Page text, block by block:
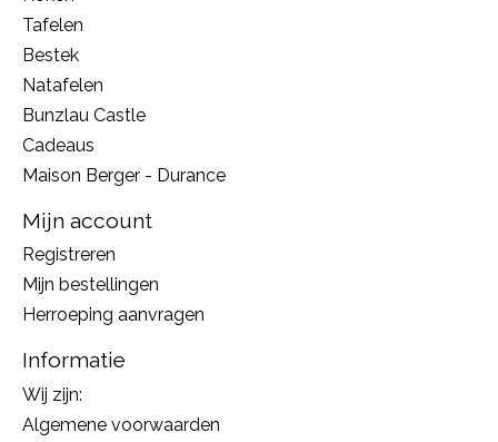
Tafelen
Bestek
Natafelen
Bunzlau Castle
Cadeaus
Maison Berger - Durance
Mijn account
Registreren
Mijn bestellingen
Herroeping aanvragen
Informatie
Wij zijn:
Algemene voorwaarden